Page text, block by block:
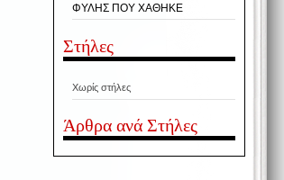
ΦΥΛΗΣ ΠΟΥ ΧΑΘΗΚΕ
Στήλες
Χωρίς στήλες
Άρθρα ανά Στήλες